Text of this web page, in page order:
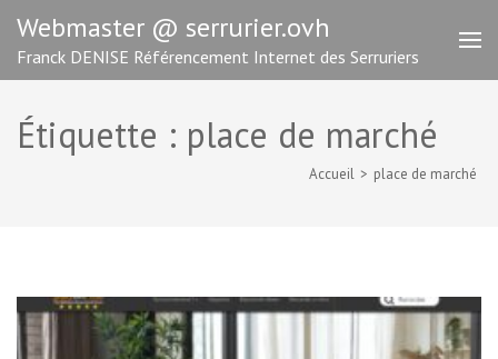
contenu
(Pressez
Webmaster @ serrurier.ovh
Franck DENISE Référencement Internet des Serruriers
Étiquette : place de marché
Accueil > place de marché